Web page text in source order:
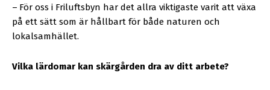
– För oss i Friluftsbyn har det allra viktigaste varit att växa
på ett sätt som är hållbart för både naturen och
lokalsamhället.
Vilka lärdomar kan skärgården dra av ditt arbete?